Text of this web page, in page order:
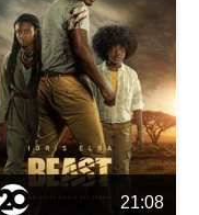
21:08